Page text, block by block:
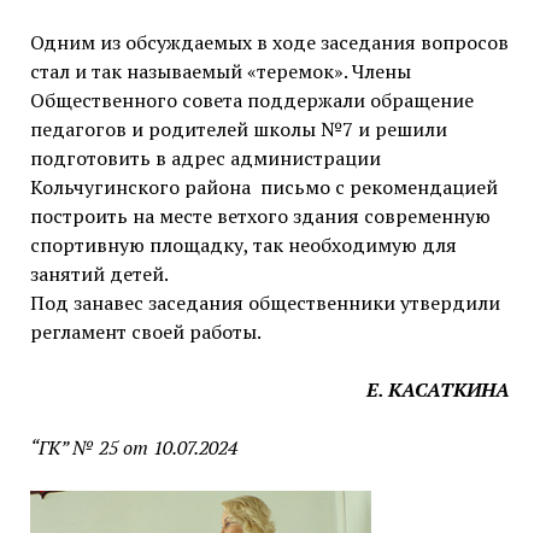
Одним из обсуждаемых в ходе заседания вопросов
стал и так называемый «теремок». Члены
Общественного совета поддержали обращение
педагогов и родителей школы №7 и решили
подготовить в адрес администрации
Кольчугинского района письмо с рекомендацией
построить на месте ветхого здания современную
спортивную площадку, так необходимую для
занятий детей.
Под занавес заседания общественники утвердили
регламент своей работы.
Е. КАСАТКИНА
“ГК” № 25 от 10.07.2024